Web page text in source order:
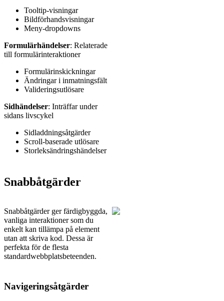
Tooltip-visningar
Bildförhandsvisningar
Meny-dropdowns
Formulärhändelser: Relaterade
till formulärinteraktioner
Formulärinskickningar
Ändringar i inmatningsfält
Valideringsutlösare
Sidhändelser: Inträffar under
sidans livscykel
Sidladdningsåtgärder
Scroll-baserade utlösare
Storleksändringshändelser
Snabbåtgärder
Snabbåtgärder ger färdigbyggda,
vanliga interaktioner som du
enkelt kan tillämpa på element
utan att skriva kod. Dessa är
perfekta för de flesta
standardwebbplatsbeteenden.
Navigeringsåtgärder